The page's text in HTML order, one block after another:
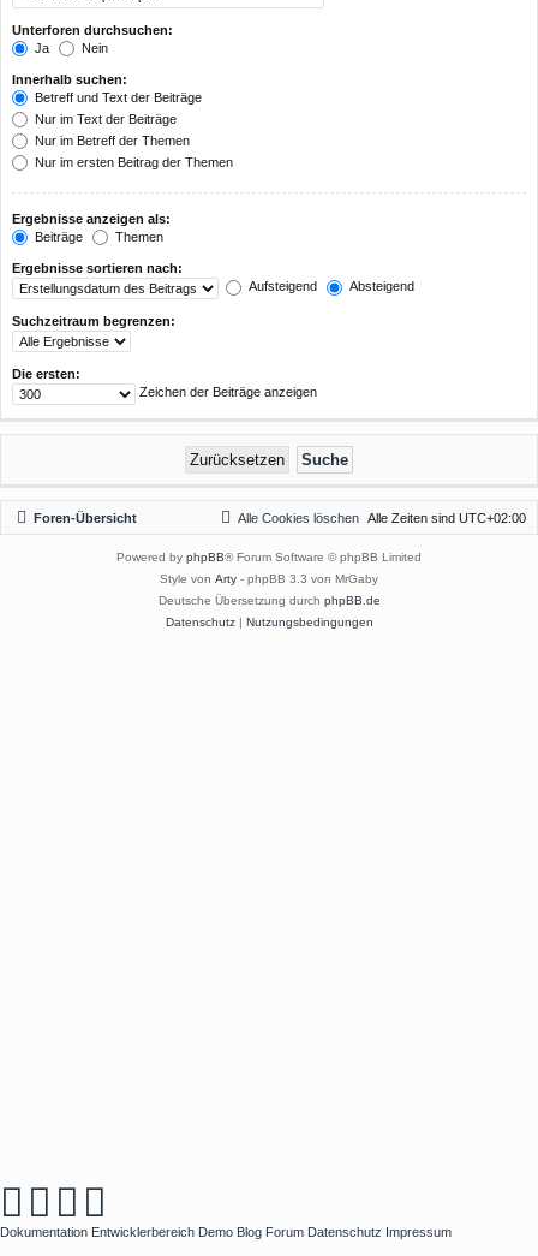
Unterforen durchsuchen:
Ja
Nein
Innerhalb suchen:
Betreff und Text der Beiträge
Nur im Text der Beiträge
Nur im Betreff der Themen
Nur im ersten Beitrag der Themen
Ergebnisse anzeigen als:
Beiträge
Themen
Ergebnisse sortieren nach:
Aufsteigend
Absteigend
Suchzeitraum begrenzen:
Die ersten:
Zeichen der Beiträge anzeigen
Foren-Übersicht Alle Zeiten sind UTC+02:00
Alle Cookies löschen
Powered by phpBB® Forum Software © phpBB Limited
Style von Arty - phpBB 3.3 von MrGaby
Deutsche Übersetzung durch phpBB.de
Datenschutz| Nutzungsbedingungen
Dokumentation Entwicklerbereich Demo Blog Forum Datenschutz Impressum